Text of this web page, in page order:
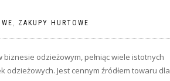
, ZAKUPY HURTOWE
biznesie odzieżowym, pełniąc wiele istotnych
Jest cennym źródłem towaru dla